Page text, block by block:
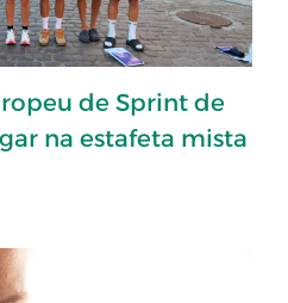
de Sprint de
na estafeta mista